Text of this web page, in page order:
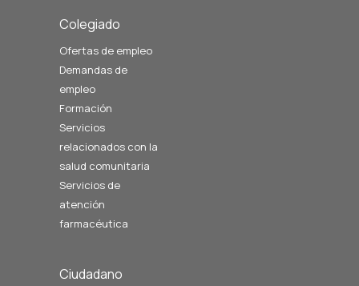
Colegiado
Ofertas de empleo
Demandas de
empleo
Formación
Servicios
relacionados con la
salud comunitaria
Servicios de
atención
farmacéutica
Ciudadano